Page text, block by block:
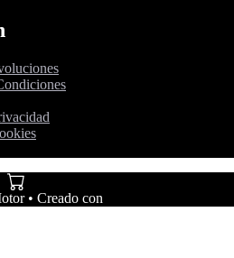
• Creado con